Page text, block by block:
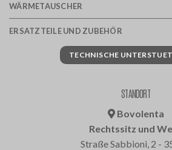
WÄRMETAUSCHER
ERSATZTEILE UND ZUBEHÖR
TECHNISCHE
STANDORT
Bovolenta
Rechtssitz und
Straße Sabbioni, 2 -